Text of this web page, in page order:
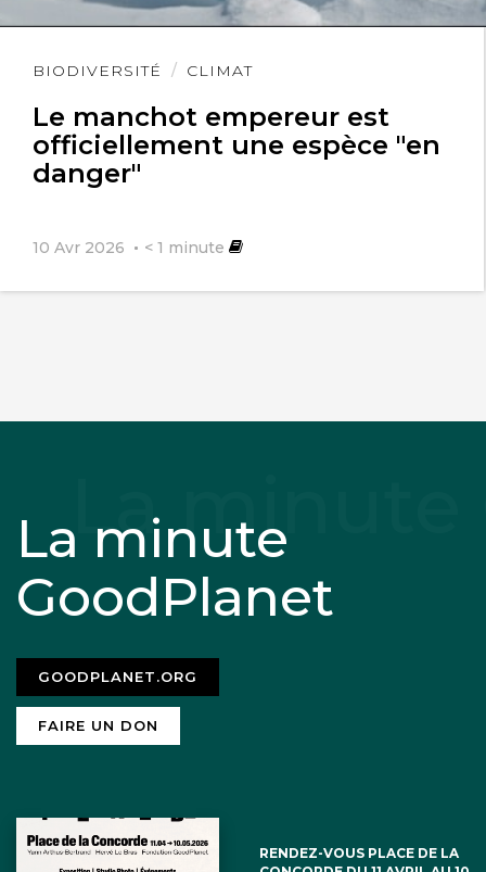
BIODIVERSITÉ CLIMAT
Le manchot empereur est
officiellement une espèce "en
danger"
10 Avr 2026 < 1 minute
Lire
La minute
GoodPlanet
GOODPLANET.ORG
FAIRE UN DON
RENDEZ-VOUS PLACE DE LA